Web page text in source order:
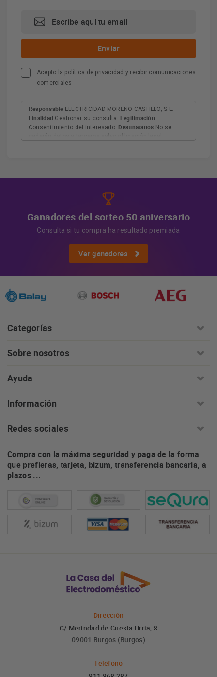
Acepto la política de privacidad y recibir comunicaciones
comerciales
Responsable ELECTRICIDAD MORENO CASTILLO, S.L.
Finalidad Gestionar su consulta. Legitimación
Consentimiento del interesado. Destinatarios No se
Ganadores del sorteo 50 aniversario
Consulta si tu compra ha resultado premiada
Ver ganadores
Categorías
Sobre nosotros
Ayuda
Información
Redes sociales
Compra con la máxima seguridad y paga de la forma
que prefieras, tarjeta, bizum, transferencia bancaria, a
plazos ...
Dirección
C/ Merindad de Cuesta Urria, 8
09001 Burgos (Burgos)
Teléfono